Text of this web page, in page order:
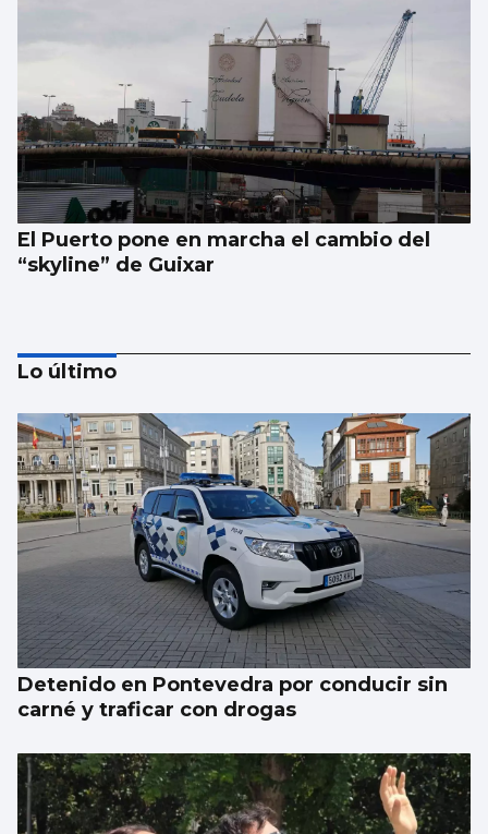
El Puerto pone en marcha el cambio del
“skyline” de Guixar
Un estudio propone mejorar el uso de la IA
en el mundo sanitario
Lo último
Detenido en Pontevedra por conducir sin
carné y traficar con drogas